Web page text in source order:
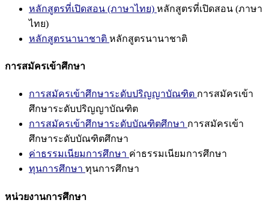
หลักสูตรที่เปิดสอน (ภาษาไทย) หลักสูตรที่เปิดสอน (ภาษา
ไทย)
หลักสูตรนานาชาติ หลักสูตรนานาชาติ
การสมัครเข้าศึกษา
การสมัครเข้าศึกษาระดับปริญญาบัณฑิต การสมัครเข้า
ศึกษาระดับปริญญาบัณฑิต
การสมัครเข้าศึกษาระดับบัณฑิตศึกษา การสมัครเข้า
ศึกษาระดับบัณฑิตศึกษา
ค่าธรรมเนียมการศึกษา ค่าธรรมเนียมการศึกษา
ทุนการศึกษา ทุนการศึกษา
หน่วยงานการศึกษา